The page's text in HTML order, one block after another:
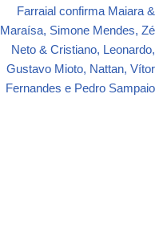
Farraial confirma Maiara &
Maraísa, Simone Mendes, Zé
Neto & Cristiano, Leonardo,
Gustavo Mioto, Nattan, Vítor
Fernandes e Pedro Sampaio